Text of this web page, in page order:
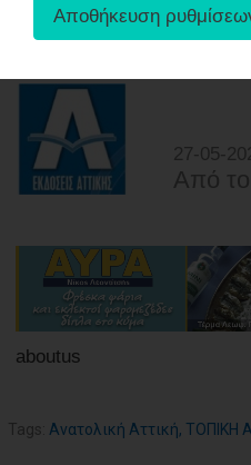
Διαβάστηκε 3010 φορές
27-05-
Από
aboutus
Tags: Ανατολική Αττική, ΤΟΠΙΚΗ